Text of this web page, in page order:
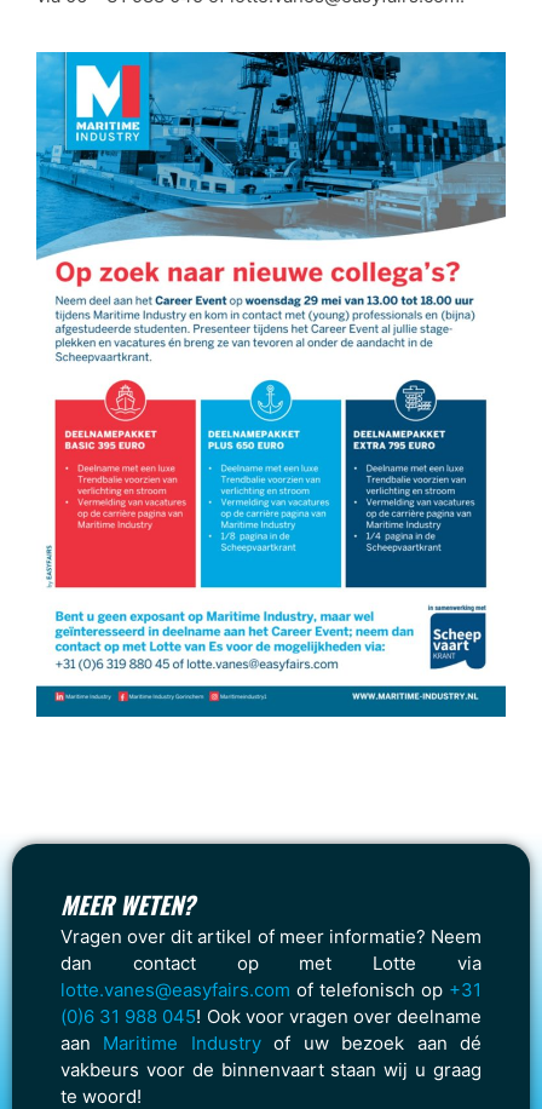
MEER WETEN?
Vragen over dit artikel of meer informatie? Neem
dan contact op met Lotte via
lotte.vanes@easyfairs.com of telefonisch op +31
(0)6 31 988 045! Ook voor vragen over deelname
aan Maritime Industryof uw bezoek aan dé
vakbeurs voor de binnenvaart staan wij u graag
te woord!